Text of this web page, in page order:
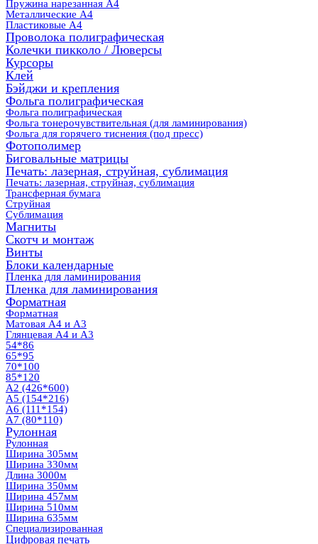
Пружина нарезанная А4
Металлические А4
Пластиковые А4
Проволока полиграфическая
Колечки пикколо / Люверсы
Курсоры
Клей
Бэйджи и крепления
Фольга полиграфическая
Фольга полиграфическая
Фольга тонерочувствительная (для ламинирования)
Фольга для горячего тиснения (под пресс)
Фотополимер
Биговальные матрицы
Печать: лазерная, струйная, сублимация
Печать: лазерная, струйная, сублимация
Трансферная бумага
Струйная
Сублимация
Магниты
Скотч и монтаж
Винты
Блоки календарные
Пленка для ламинирования
Пленка для ламинирования
Форматная
Форматная
Матовая А4 и А3
Глянцевая А4 и А3
54*86
65*95
70*100
85*120
А2 (426*600)
А5 (154*216)
А6 (111*154)
А7 (80*110)
Рулонная
Рулонная
Ширина 305мм
Ширина 330мм
Длина 3000м
Ширина 350мм
Ширина 457мм
Ширина 510мм
Ширина 635мм
Специализированная
Цифровая печать